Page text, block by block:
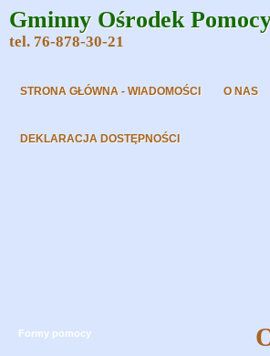
Gminny Ośrodek
tel. 76-878-30-21
STRONA GŁÓWNA - WIADOMOŚCI O NAS
DEKLARACJA DOSTĘPNOŚCI
Formy pomocy